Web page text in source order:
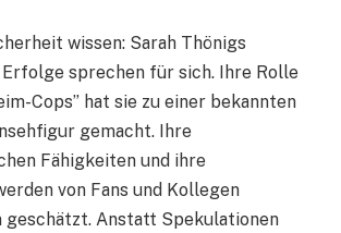
wissen: Sarah Thönigs
sprechen für sich. Ihre Rolle
Cops” hat sie zu einer bekannten
gemacht. Ihre
Fähigkeiten und ihre
von Fans und Kollegen
geschätzt. Anstatt Spekulationen